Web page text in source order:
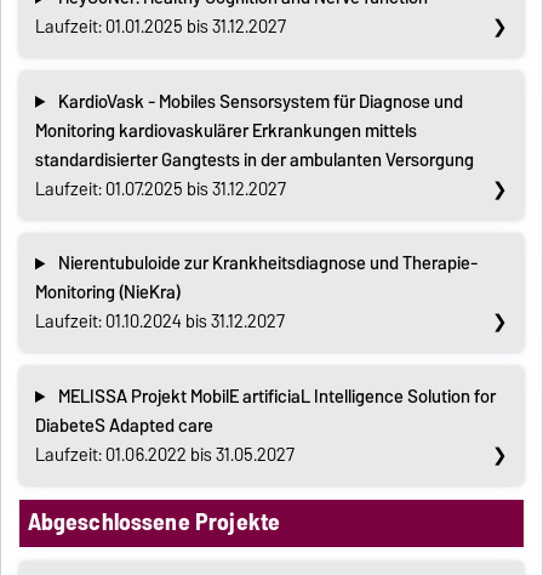
Laufzeit: 01.01.2025 bis 31.12.2027
KardioVask - Mobiles Sensorsystem für Diagnose und
Monitoring kardiovaskulärer Erkrankungen mittels
standardisierter Gangtests in der ambulanten Versorgung
Laufzeit: 01.07.2025 bis 31.12.2027
Nierentubuloide zur Krankheitsdiagnose und Therapie-
Monitoring (NieKra)
Laufzeit: 01.10.2024 bis 31.12.2027
MELISSA Projekt MobilE artificiaL Intelligence Solution for
DiabeteS Adapted care
Laufzeit: 01.06.2022 bis 31.05.2027
Abgeschlossene Projekte